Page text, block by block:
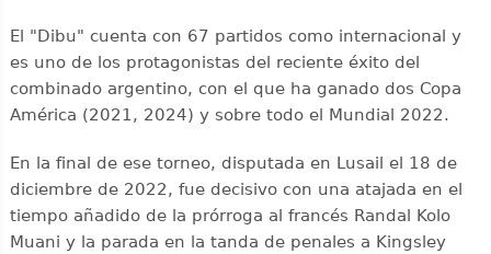
El "Dibu" cuenta con 67 partidos como internacional y
es uno de los protagonistas del reciente éxito del
combinado argentino, con el que ha ganado dos Copa
América (2021, 2024) y sobre todo el Mundial 2022.
En la final de ese torneo, disputada en Lusail el 18 de
diciembre de 2022, fue decisivo con una atajada en el
tiempo añadido de la prórroga al francés Randal Kolo
Muani y la parada en la tanda de penales a Kingsley